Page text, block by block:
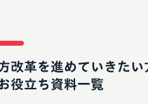
改革を進めていきたい
役立ち資料一覧